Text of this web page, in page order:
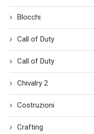
Blocchi
Call of Duty
Call of Duty
Chivalry 2
Costruzioni
Crafting